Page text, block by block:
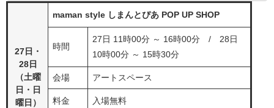
27日・
28日
（土曜
日・日
曜日）
maman style しまんとぴあ POP UP SHOP
時間
27日 11時00分 ～ 16時00分 / 28日
10時00分 ～ 15時30分
会場 アートスペース
料金 入場無料